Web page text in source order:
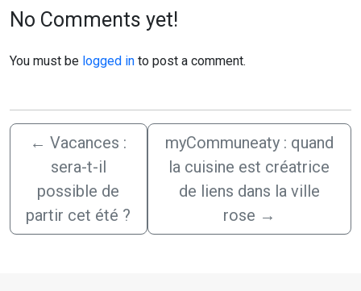
No Comments yet!
You must be logged in to post a comment.
← Vacances :
sera-t-il
possible de
partir cet été ?
myCommuneaty : quand
la cuisine est créatrice
de liens dans la ville
rose →